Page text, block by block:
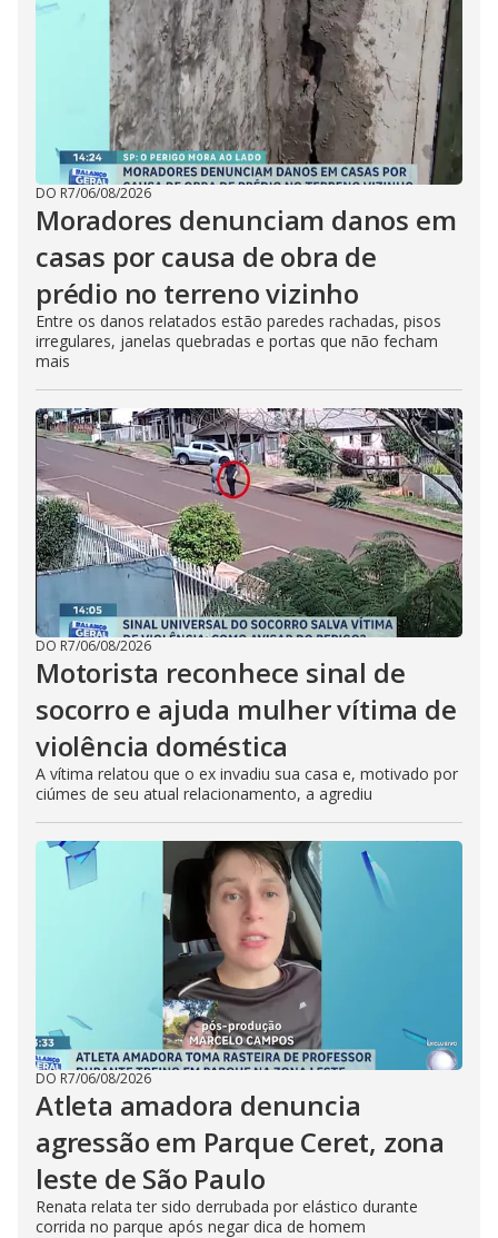
DO R7/06/08/2026
Moradores denunciam danos em
casas por causa de obra de
prédio no terreno vizinho
Entre os danos relatados estão paredes rachadas, pisos
irregulares, janelas quebradas e portas que não fecham
mais
DO R7/06/08/2026
Motorista reconhece sinal de
socorro e ajuda mulher vítima de
violência doméstica
A vítima relatou que o ex invadiu sua casa e, motivado por
ciúmes de seu atual relacionamento, a agrediu
DO R7/06/08/2026
Atleta amadora denuncia
agressão em Parque Ceret, zona
leste de São Paulo
Renata relata ter sido derrubada por elástico durante
corrida no parque após negar dica de homem